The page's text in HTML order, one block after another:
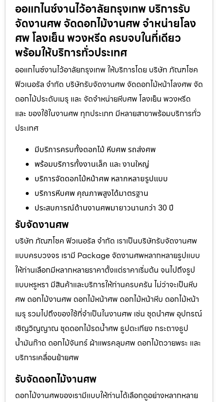
ออแกไนซ์งานไว้อาลัยกรุงเทพ บริการรับ
จัดงานศพ จัดดอกไม้งานศพ จำหน่ายโลง
ศพ โลงเย็น พวงหรีด ครบจบในที่เดียว
พร้อมให้บริการทั่วประเทศ
ออแกไนซ์งานไว้อาลัยกรุงเทพ ให้บริการโดย บริษัท ภัณฑโชค
ฟิวเนอรัล จำกัด บริษัทรับจัดงานศพ จัดดอกไม้หน้าโลงศพ จัด
ดอกไม้ประดับเมรุ และ จัดจำหน่ายหีบศพ โลงเย็น พวงหรีด
และ ของใช้ในงานศพ ทุกประเภท มีหลายสาขาพร้อมบริการทั่ว
ประเทศ
มีบริการครบทั้งดอกไม้ หีบศพ รถส่งศพ
พร้อมบริการทั้งงานเล็ก และ งานใหญ่
บริการจัดดอกไม้หน้าศพ หลากหลายรูปแบบ
บริการหีบศพ คุณภาพสูงได้มาตรฐาน
ประสบการณ์ด้านงานศพมายาวนานกว่า 30 ปี
รับจัดงานศพ
บริษัท ภัณฑโชค ฟิวเนอรัล จำกัด เราเป็นบริษัทรับจัดงานศพ
แบบครบวงจร เรามี Package จัดงานศพหลากหลายรูปแบบ
ให้ท่านเลือกมีหลากหลายราคาตั้งแต่ราคาเริ่มต้น จนไปถึงรูป
แบบหรูหรา มีสินค้าและบริการให้ท่านครบครัน ไม่ว่าจะเป็นหีบ
ศพ ดอกไม้งานศพ ดอกไม้หน้าศพ ดอกไม้หน้าหีบ ดอกไม้หน้า
เมรุ รวมไปถึงของใช้ที่จำเป็นในงานศพ เช่น ชุดนำศพ อุปกรณ์
เชิญวิญญาณ ชุดดอกไม้รดน้ำศพ ธูปตะเกียง กระถางธูป
น้ำมันก๊าด ดอกไม้จันทร์ ผ้าแพรคลุมศพ ดอกไม้ถวายพระ และ
บริการเคลื่อนย้ายศพ
รับจัดดอกไม้งานศพ
ดอกไม้งานศพของเรามีแบบให้ท่านได้เลือกดูอย่างหลากหลาย